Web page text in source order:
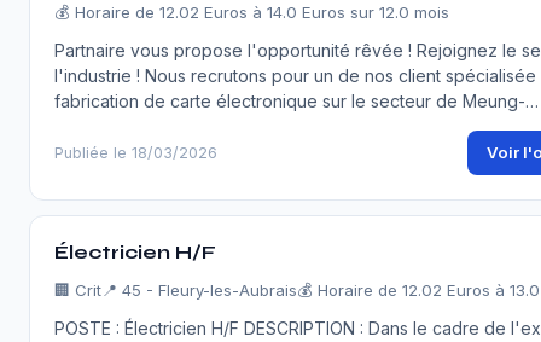
💰 Horaire de 12.02 Euros à 14.0 Euros sur 12.0 mois
Partnaire vous propose l'opportunité rêvée ! Rejoignez le
l'industrie ! Nous recrutons pour un de nos client spécialisée
fabrication de carte électronique sur le secteur de Meung-…
Publiée le 18/03/2026 Voir
Électricien H/F
🏢 Crit📍 45 - Fleury-les-Aubrais💰 Horaire de 12.02 Euros à
POSTE : Électricien H/F DESCRIPTION : Dans le cadre de